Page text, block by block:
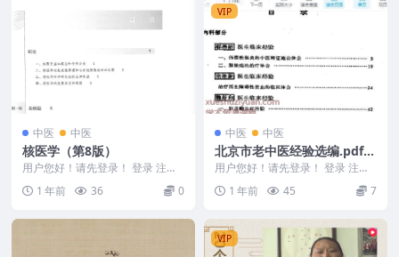
中医 中医
核医学（第8版）
用户您好！请先登录！ 登录 注册
1 年前 36 0
VIP
中医 中医
北京市老中医经验选编.pdf7
96p
用户您好！请先登录！ 登录 注册
北京市老中医经验选编.pdf 25054
00-...1 年前 45 7
VIP